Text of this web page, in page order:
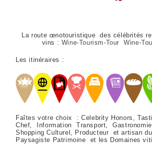
La route œnotouristique des célébrités
vins : Wine-Tourism-Tour Wine-
Les itinéraires :
Faîtes votre choix : Celebrity Honors,
Chef, Information Transport,
Shopping Culturel, Producteur et artisan du
Paysagiste Patrimoine et les Domaines